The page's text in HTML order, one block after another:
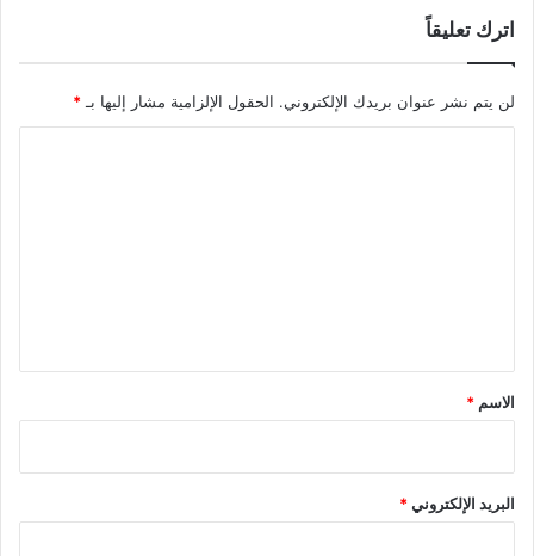
اترك تعليقاً
لن يتم نشر عنوان بريدك الإلكتروني. الحقول الإلزامية مشار إليها بـ *
*
الاسم *
البريد الإلكتروني*